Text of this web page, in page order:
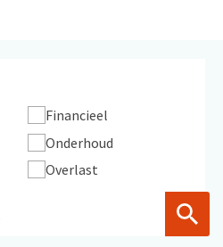
Financieel
Onderhoud
Overlast